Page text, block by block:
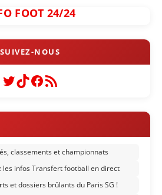
FOOT 24/24
Twitter
TikTok
Facebook
Flux RSS
classements et championnats
les infos Transfert football en direct
et dossiers brûlants du Paris SG !